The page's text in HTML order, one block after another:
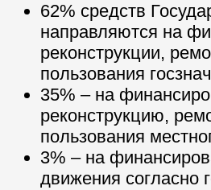
62% средств
направляются на
реконструкции,
пользования
35% – на
реконструкцию,
пользования
3% – на
движения согласно